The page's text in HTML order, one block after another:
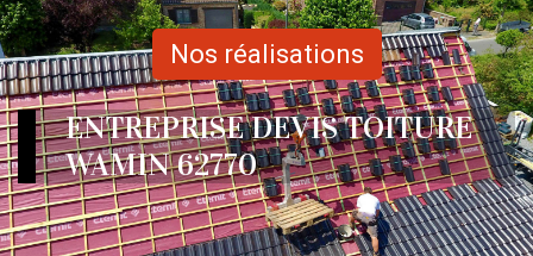
Nos réalisations
ENTREPRISE DEVIS TOITURE
WAMIN 62770